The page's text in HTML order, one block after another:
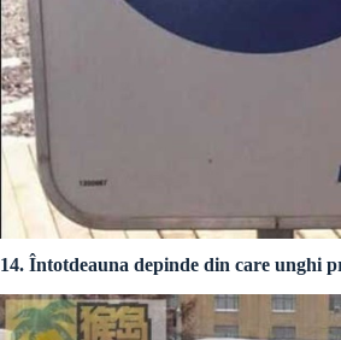
14. Întotdeauna depinde din care unghi